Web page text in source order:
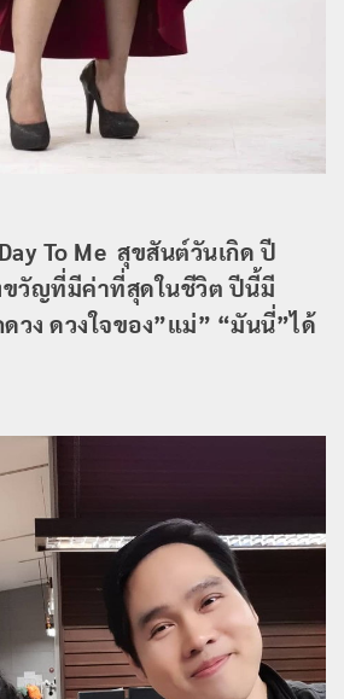
To Me สุขสันต์วันเกิด ปี
วัญที่มีค่าที่สุดในชีวิต ปีนี้มี
วง ดวงใจของ”แม่” “มันนี่”ได้